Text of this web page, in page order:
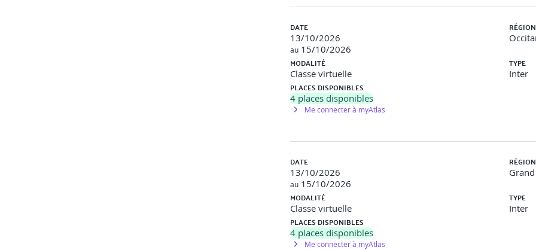
Dans cette formation en ligne, vous apprendrez ou réviserez les bases essentielles de JavaScript,
de développer vos premières applications en toute autonomie. Vous mettrez vos connaissances en pratique à travers la
(ToDoList) et serez prêt à aborder des frameworks comme AngularJS ou Node.js.
DATE
13/10/2026
au 15/10/2026
MODALITÉ
Classe virtuelle
TYPE
Inter
PLACES DISPONIBLES
4 places disponibles
Me connecter à myAtlas
DATE
13/10/2026
au 15/10/2026
MODALITÉ
Classe virtuelle
TYPE
Inter
PLACES DISPONIBLES
4 places disponibles
Me connecter à myAtlas